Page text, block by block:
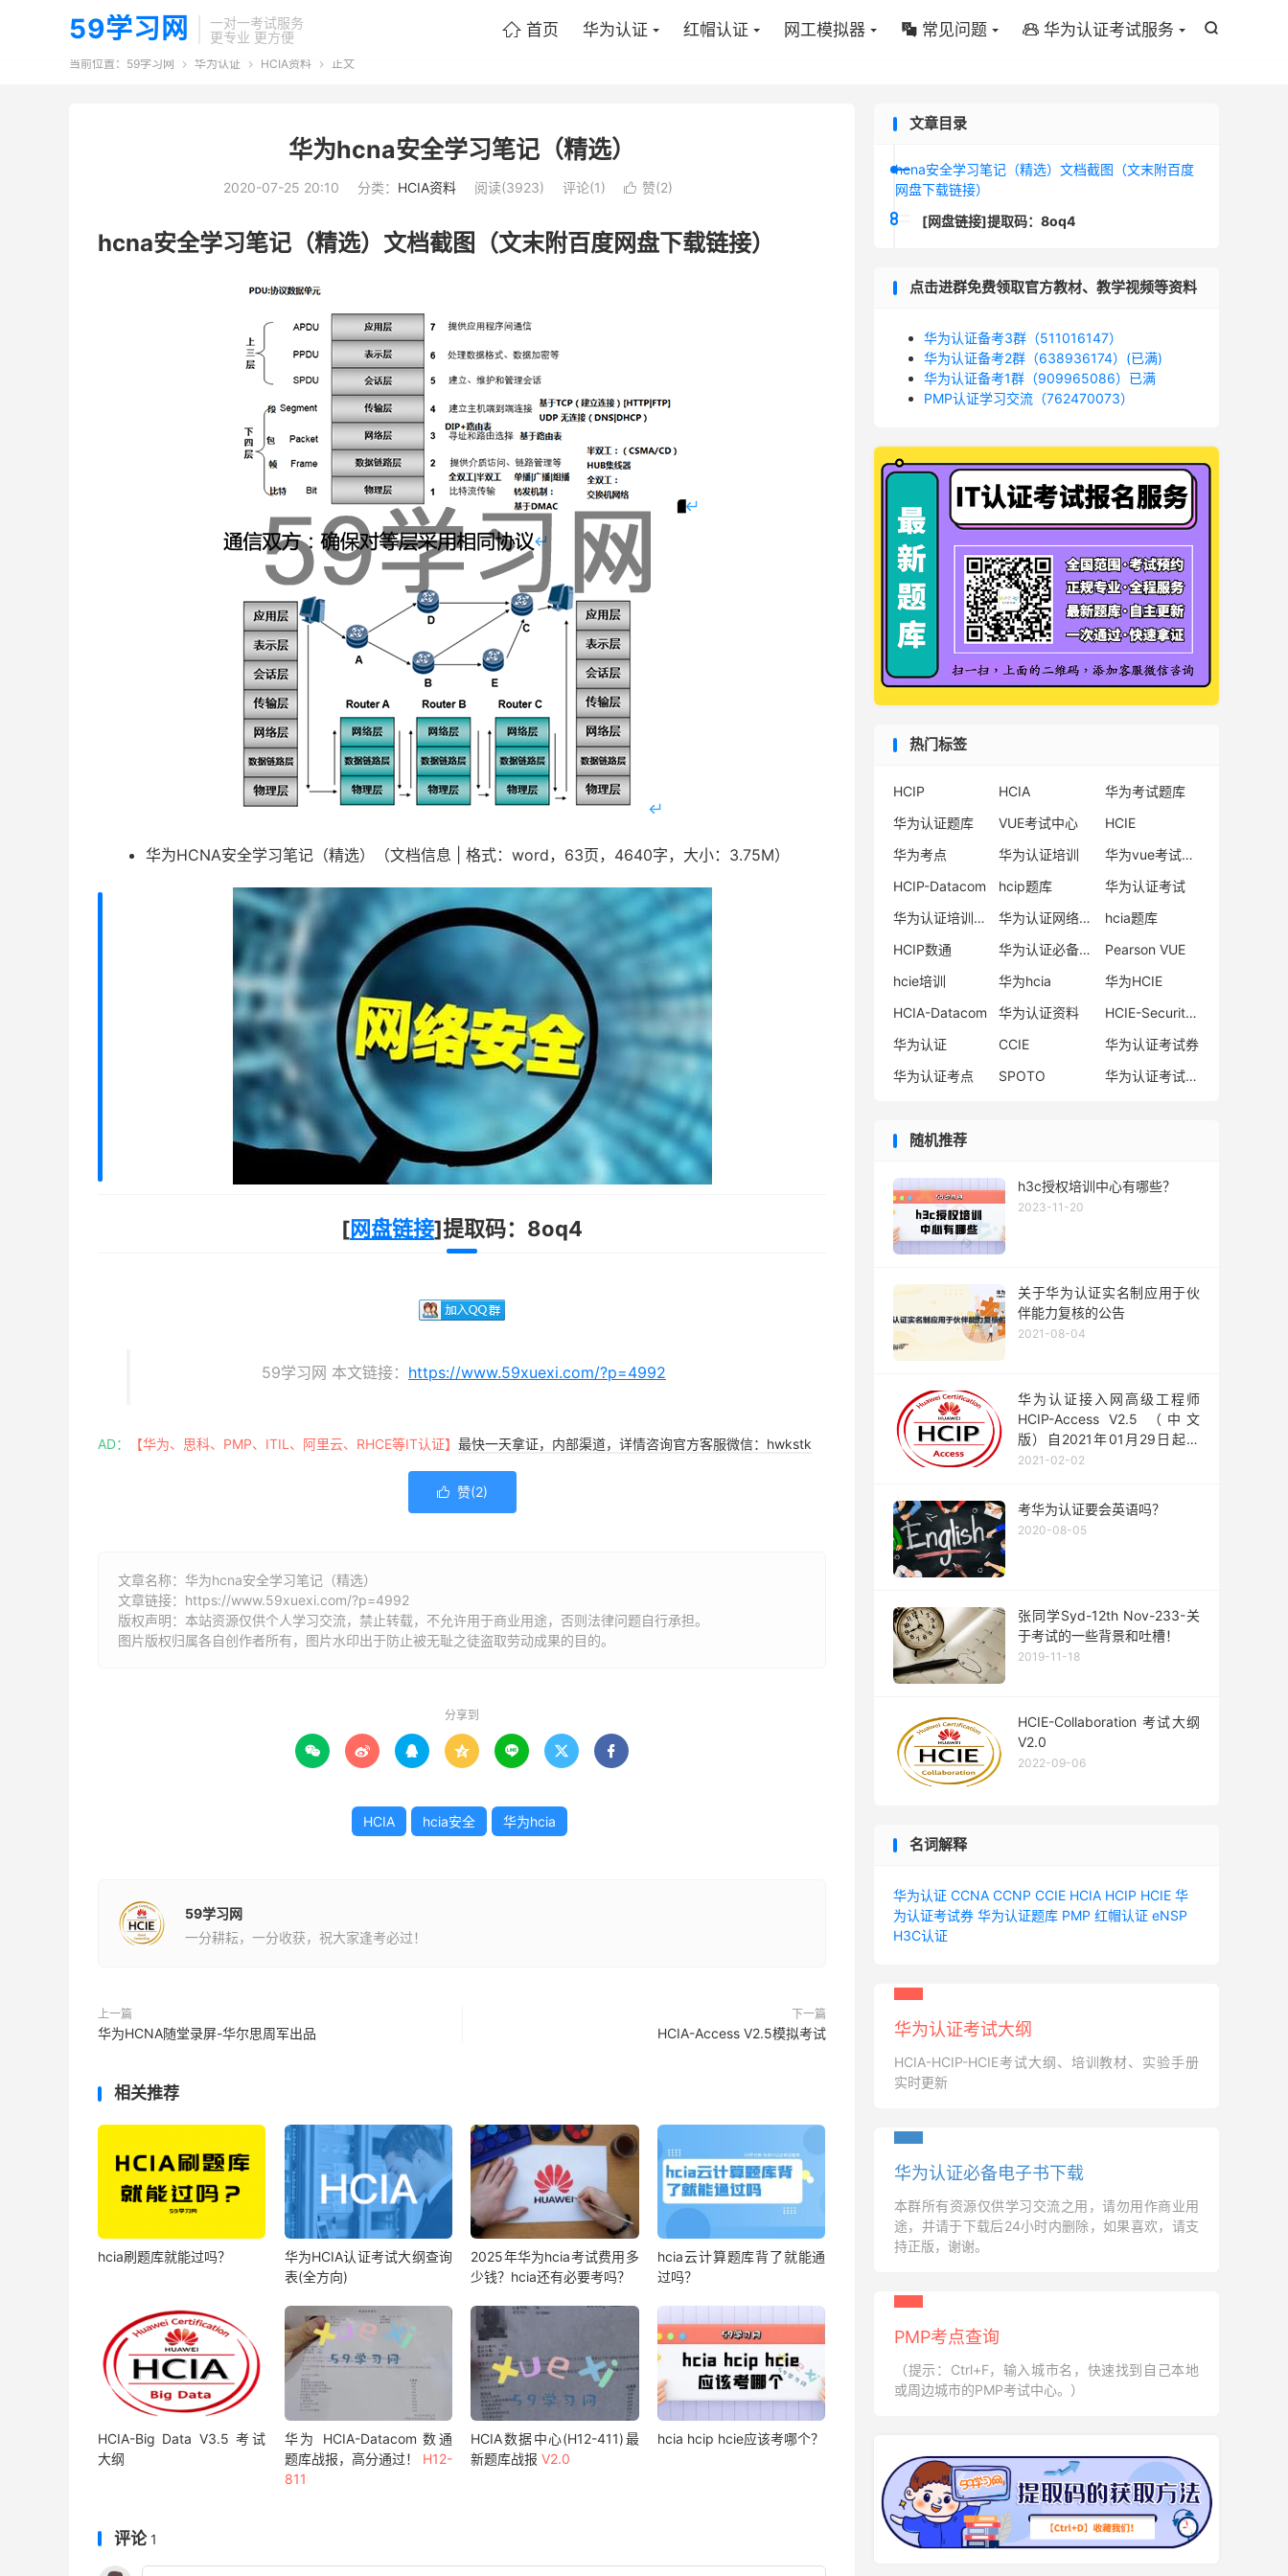
59学习网
一对一考试服务
更专业 更方便

 首页 华为认证 红帽认证 网工模拟器  常见问题  华为认证考试服务
当前位置： 59学习网  华为认证  HCIA资料  正文
华为hcna安全学习笔记（精选）
2020-07-25 20:10 分类： HCIA资料 阅读(3923) 评论(1)  赞(2)
hcna安全学习笔记（精选）文档截图（文末附百度网盘下载链接）
华为HCNA安全学习笔记（精选）（文档信息 | 格式：word，63页，4640字，大小：3.75M）
[网盘链接]提取码： 8oq4
59学习网 本文链接： https://www.59xuexi.com/?p=4992
AD： 【华为、思科、PMP、ITIL、阿里云、RHCE等IT认证】 最快一天拿证，内部渠道，详情咨询官方客服微信：hwkstk
 赞(2)
文章名称：华为hcna安全学习笔记（精选）
文章链接： https://www.59xuexi.com/?p=4992
版权声明：本站资源仅供个人学习交流，禁止转载，不允许用于商业用途，否则法律问题自行承担。
图片版权归属各自创作者所有，图片水印出于防止被无耻之徒盗取劳动成果的目的。
分享到
      
HCIA hcia安全 华为hcia
59学习网
一分耕耘，一分收获，祝大家逢考必过！
上一篇
华为HCNA随堂录屏-华尔思周军出品
下一篇
HCIA-Access V2.5模拟考试
相关推荐
hcia刷题库就能过吗？
华为HCIA认证考试大纲查询
表(全方向)
2025年华为hcia考试费用多
少钱？hcia还有必要考吗？
hcia云计算题库背了就能通
过吗？
HCIA-Big Data V3.5 考试
大纲
华为 HCIA-Datacom 数通
题库战报，高分通过！ H12-
811
HCIA数据中心(H12-411)最
新题库战报V2.0
hcia hcip hcie应该考哪个？
评论 1
文章目录
hcna安全学习笔记（精选）文档截图（文末附百度
网盘下载链接）
[网盘链接]提取码：8oq4
点击进群免费领取官方教材、教学视频等资料
华为认证备考3群（511016147）
华为认证备考2群（638936174）(已满)
华为认证备考1群（909965086）已满
PMP认证学习交流（762470073）
热门标签
HCIP HCIA
华为考试题库
华为认证题库
VUE考试中心
HCIE
华为考点
华为认证培训
华为vue考试中心
HCIP-Datacom
hcip题库
华为认证考试
华为认证培训机构
华为认证网络工程师
hcia题库
HCIP数通
华为认证必备电子书系列
Pearson VUE
hcie培训
华为hcia
华为HCIE
HCIA-Datacom
华为认证资料
HCIE-Security备考指南
华为认证
CCIE
华为认证考试券
华为认证考点
SPOTO 华为认证考试费用
随机推荐
h3c授权培训中心有哪些？
2023-11-20
关于华为认证实名制应用于伙
伴能力复核的公告
2021-08-04
华为认证接入网高级工程师
HCIP-Access V2.5 （中文
版）自2021年01月29日起，
正式中国区发布。
2021-02-02
考华为认证要会英语吗？
2020-08-05
张同学Syd-12th Nov-233-关
于考试的一些背景和吐槽！
2019-11-18
HCIE-Collaboration 考试大纲
V2.0
2022-09-06
名词解释
华为认证 CCNA CCNP CCIE HCIA HCIP HCIE 华
为认证考试券 华为认证题库 PMP 红帽认证 eNSP
H3C认证
华为认证考试大纲
HCIA-HCIP-HCIE考试大纲、培训教材、实验手册
实时更新
华为认证必备电子书下载
本群所有资源仅供学习交流之用，请勿用作商业用
途，并请于下载后24小时内删除，如果喜欢，请支
持正版，谢谢。
PMP考点查询
（提示：Ctrl+F，输入城市名，快速找到自己本地
或周边城市的PMP考试中心。）